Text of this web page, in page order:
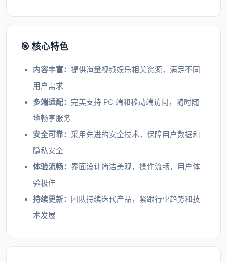
🎯 核心特色
内容丰富： 提供海量视频娱乐相关资源，满足不同
用户需求
多端适配： 完美支持 PC 端和移动端访问，随时随
地畅享服务
安全可靠： 采用先进的安全技术，保障用户数据和
隐私安全
体验流畅： 界面设计简洁美观，操作流畅，用户体
验极佳
持续更新：
团队持续迭代产品，紧跟行业趋势和技
术发展